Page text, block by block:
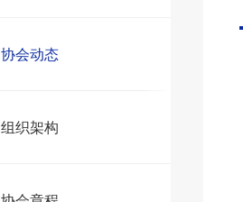
协会动态
组织架构